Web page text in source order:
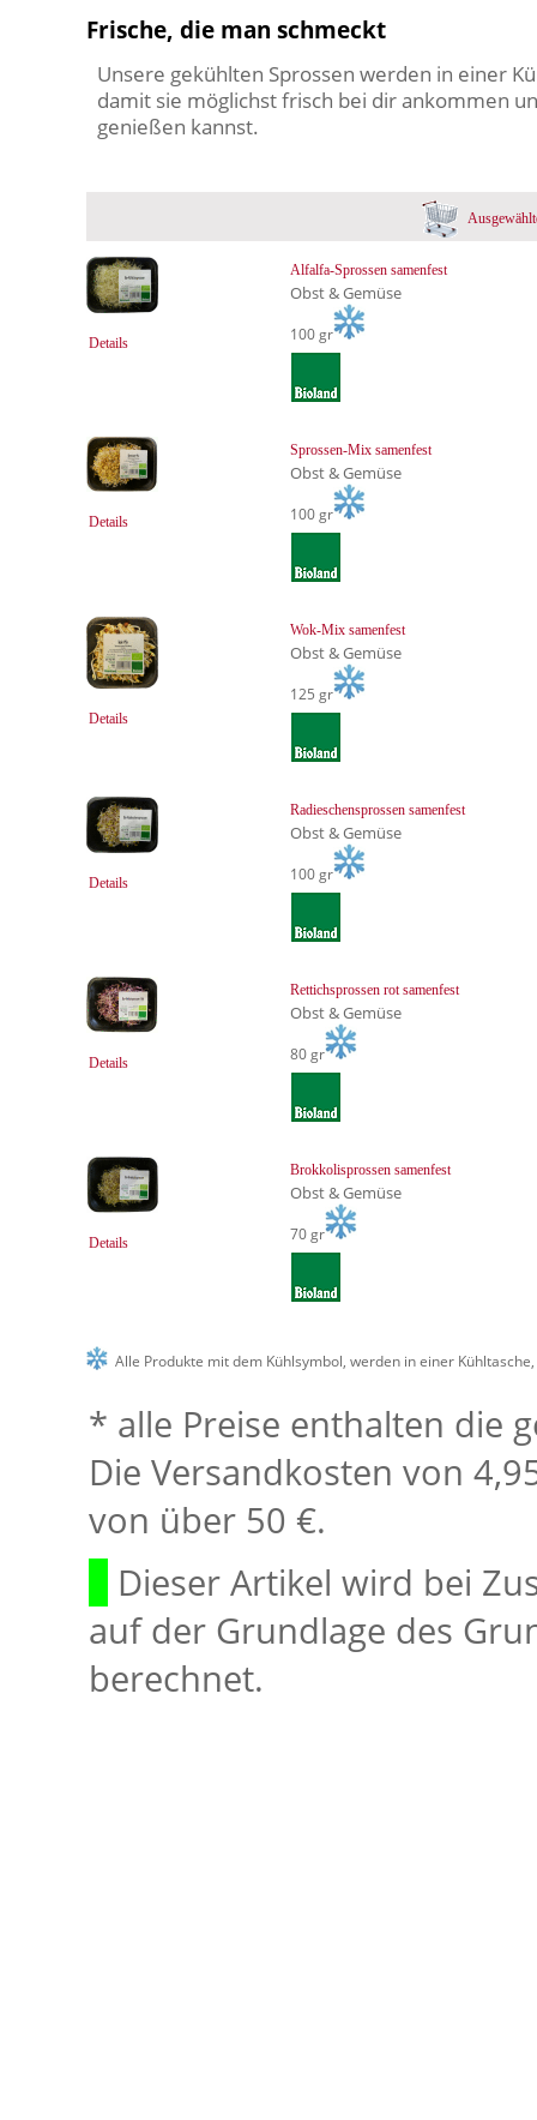
Frische, die man schmeckt
Unsere gekühlten Sprossen werden in einer
damit sie möglichst frisch bei dir ankommen
genießen kannst.
Details
Alfalfa-Sprossen samenfest
Obst & Gemüse
100 gr
Details
Sprossen-Mix samenfest
Obst & Gemüse
100 gr
Details
Wok-Mix samenfest
Obst & Gemüse
125 gr
Details
Radieschensprossen samenfest
Obst & Gemüse
100 gr
Details
Rettichsprossen rot samenfest
Obst & Gemüse
80 gr
Details
Brokkolisprossen samenfest
Obst & Gemüse
70 gr
Alle Produkte mit dem Kühlsymbol, werden in einer
* alle Preise enthalten die
Die Versandkosten von
von über 50 €.
Dieser Artikel wird bei
auf der Grundlage des
berechnet.